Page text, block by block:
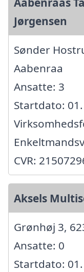
Jørgensen
Sønder
Aabenraa
Ansatte: 3
Startdato:
CVR:
Aksels
Grønhøj 3,
Ansatte: 0
Startdato: